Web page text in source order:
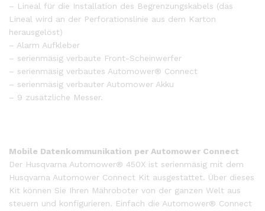
– Lineal für die Installation des Begrenzungskabels (das
Lineal wird an der Perforationslinie aus dem Karton
herausgelöst)
– Alarm Aufkleber
– serienmäsig verbaute Front-Scheinwerfer
– serienmäsig verbautes Automower® Connect
– serienmäsig verbauter Automower Akku
– 9 zusätzliche Messer.
Mobile Datenkommunikation per Automower Connect
Der Husqvarna Automower® 450X ist serienmäsig mit dem
Husqvarna Automower Connect Kit ausgestattet. Über dieses
Kit können Sie Ihren Mähroboter von der ganzen Welt aus
steuern und konfigurieren. Einfach die Automower® Connect